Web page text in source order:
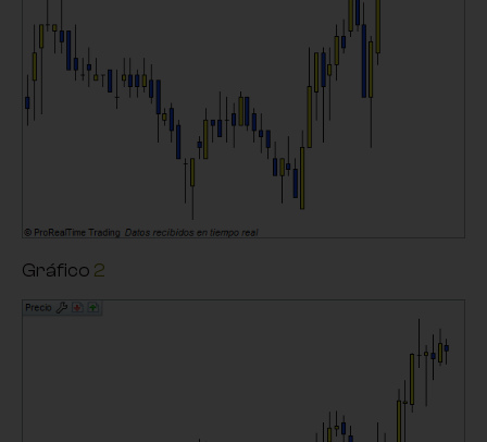
Gráfico 2